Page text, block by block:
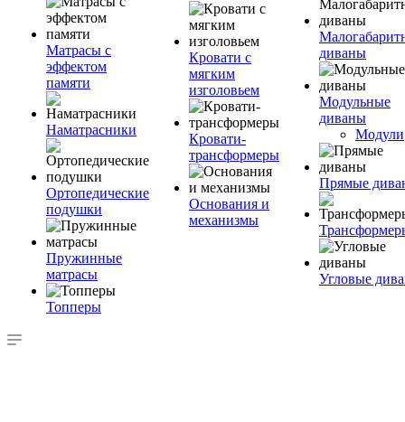
Матрасы с
эффектом
памяти
Наматрасники
Ортопедические
подушки
Пружинные
матрасы
Топперы
Кровати с
мягким
изголовьем
Кровати-
трансформеры
Основания и
механизмы
диваны
Модульные
диваны
Модули
Прямые
Угловые